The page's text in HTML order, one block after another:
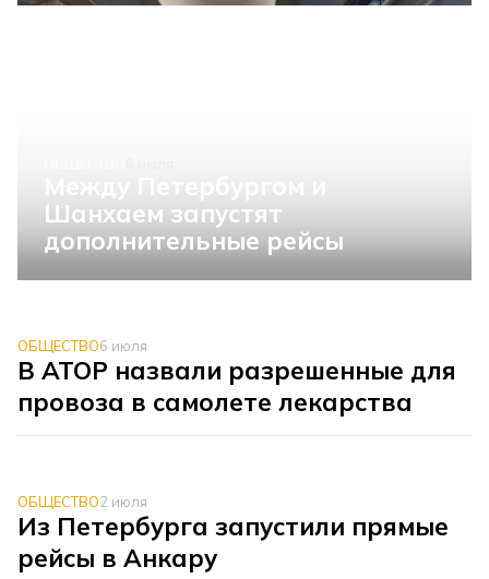
Шанхаем запустят
дополнительные рейсы
ОБЩЕСТВО6 июля
В АТОР назвали разрешенные для
провоза в самолете лекарства
ОБЩЕСТВО2 июля
Из Петербурга запустили прямые
рейсы в Анкару